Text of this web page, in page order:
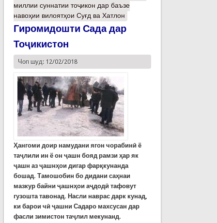
миллии суннатии тоҷикон дар баъзе
навоҳии вилоятҳои Суғд ва Хатлон
Гиромидошти Сада дар
Тоҷикистон
Чоп шуд: 12/02/2018
Ҳангоми доир намудани ягон чорабинӣ ё
таҷлили ин ё он ҷашн бояд рамзи ҳар як
ҷашн аз ҷашнҳои дигар фарқкунанда
бошад. Тамошобин бо дидани саҳнаи
мазкур байни ҷашнҳои аҷдодӣ тафовут
гузошта тавонад. Насли наврас дарк кунад,
ки барои чӣ ҷашни Садаро махсусан дар
фасли зимистон таҷлил мекунанд.